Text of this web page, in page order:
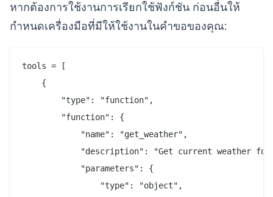
หากต้องการใช้งานการเรียกใช้ฟังก์ชัน ก่อนอื่นให้
กำหนดเครื่องมือที่มีให้ใช้งานในคำขอของคุณ:
tools = [
    {
        "type": "function",
        "function": {
            "name": "get_weather",
"description": "Get current weather
            "parameters": {
                "type": "object",